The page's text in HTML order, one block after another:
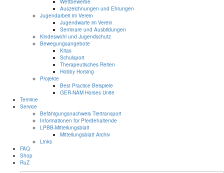
Wettbewerbe
Auszeichnungen und Ehrungen
Jugendarbeit im Verein
Jugendwarte im Verein
Seminare und Ausbildungen
Kindeswohl und Jugendschutz
Bewegungsangebote
Kitas
Schulsport
Therapeutisches Reiten
Hobby Horsing
Projekte
Best Practice Beispiele
GER-NAM Horses Unite
Termine
Service
Befähigungsnachweis Tiertransport
Informationen für Pferdehaltende
LPBB-Mitteilungsblatt
Mitteilungsblatt Archiv
Links
FAQ
Shop
RuZ